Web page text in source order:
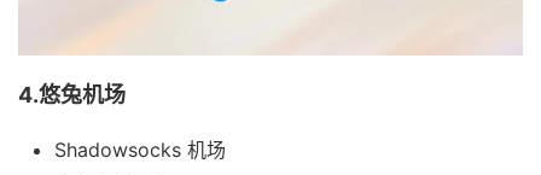
4.悠兔机场
Shadowsocks 机场